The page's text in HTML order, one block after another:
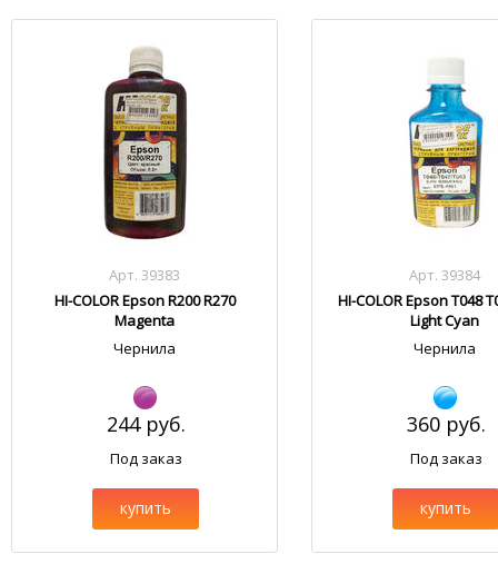
Арт. 39383
HI-COLOR Epson R200 R270
Magenta
Чернила
244 руб.
Под заказ
купить
Арт. 39384
HI-COLOR Epson T048
Light Cyan
Чернила
360 руб.
Под заказ
купить